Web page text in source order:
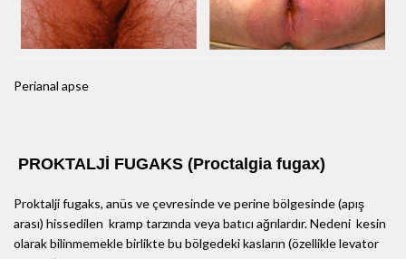
Perianal apse
PROKTALJİ FUGAKS (Proctalgia fugax)
Proktalji fugaks, anüs ve çevresinde ve perine bölgesinde (apış
arası) hissedilen kramp tarzında veya batıcı ağrılardır. Nedeni kesin
olarak bilinmemekle birlikte bu bölgedeki kasların (özellikle levator